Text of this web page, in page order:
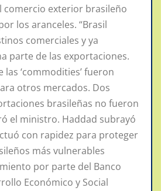
comercio exterior brasileño
los aranceles. “Brasil
comerciales y ya
parte de las exportaciones.
las ‘commodities’ fueron
otros mercados. Dos
brasileñas no fueron
el ministro. Haddad subrayó
con rapidez para proteger
más vulnerables
por parte del Banco
Económico y Social